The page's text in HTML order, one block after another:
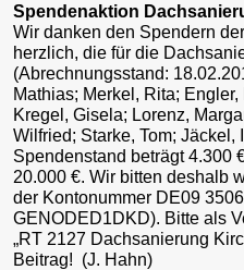
Spendenaktion
Wir danken den Spendern
herzlich, die für die
(Abrechnungsstand:
Mathias; Merkel, Rita;
Kregel, Gisela; Lorenz,
Wilfried; Starke, Tom; Jäckel,
Spendenstand beträgt 4.300
20.000 €. Wir bitten deshalb
der Kontonummer DE09
GENODED1DKD). Bitte als
„RT 2127 Dachsanierung
Beitrag! (J. Hahn)